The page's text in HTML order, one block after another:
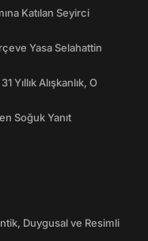
Katılan Seyirci
Yasa Selahattin
Yıllık Alışkanlık, O
Soğuk Yanıt
Duygusal ve Resimli